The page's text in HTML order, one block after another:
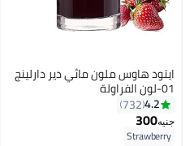
5
ايتود هاوس ملون مائي دير دارلينج
01-لون الفراولة
4.2
732
جنيه300
Strawberry